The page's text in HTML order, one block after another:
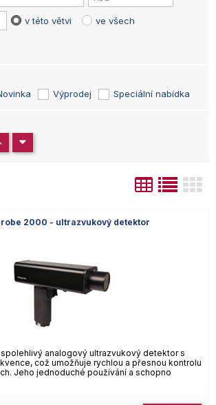
v této větvi ve všech
Výprodej Speciální nabídka
2000 - ultrazvukový detektor
analogový ultrazvukový detektor s
což umožňuje rychlou a přesnou kontrolu
Jeho jednoduché používání a schopno